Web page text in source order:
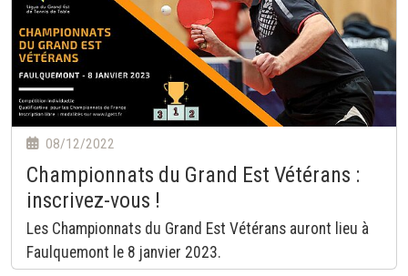
08/12/2022
Championnats du Grand Est Vétérans :
inscrivez-vous !
Les Championnats du Grand Est Vétérans auront lieu à
Faulquemont le 8 janvier 2023.